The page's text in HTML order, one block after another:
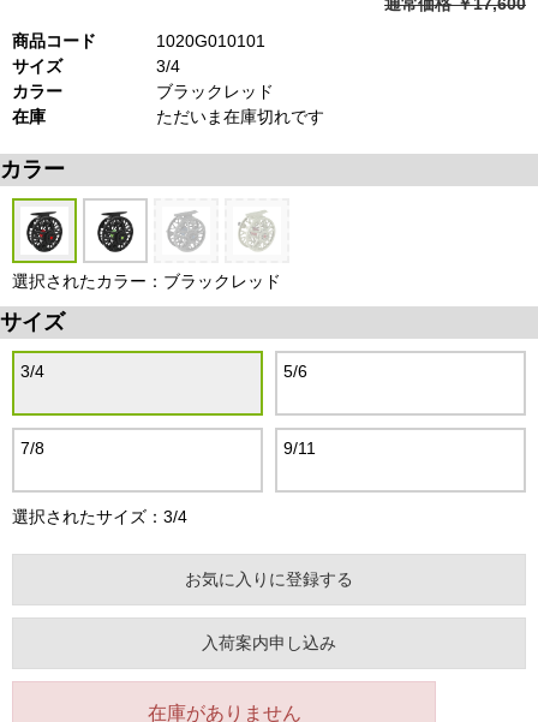
商品コード
1020G010101
サイズ
3/4
カラー
ブラックレッド
在庫
ただいま在庫切れです
カラー
選択されたカラー：ブラックレッド
サイズ
3/4 5/6
7/8 9/11
選択されたサイズ：3/4
お気に入りに登録する
入荷案内申し込み
在庫がありません